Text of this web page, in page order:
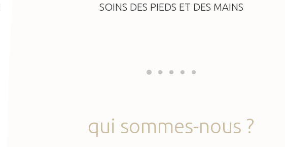
SOINS DES PIEDS ET DES MAINS
qui sommes-nous ?